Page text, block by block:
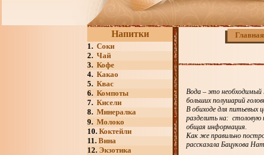
Напитки
1. Соки
2. Чай
3. Кофе
4. Какао
5. Квас
6. Компоты
7. Кисели
8. Минералка
9. Молоко
10. Коктейли
11. Вина
12. Экзотика
Главная
Вода – это
больших полушарий
В обиходе для питьевых
разделить на:
общая информация.
Как же правильно
рассказала Бацукова